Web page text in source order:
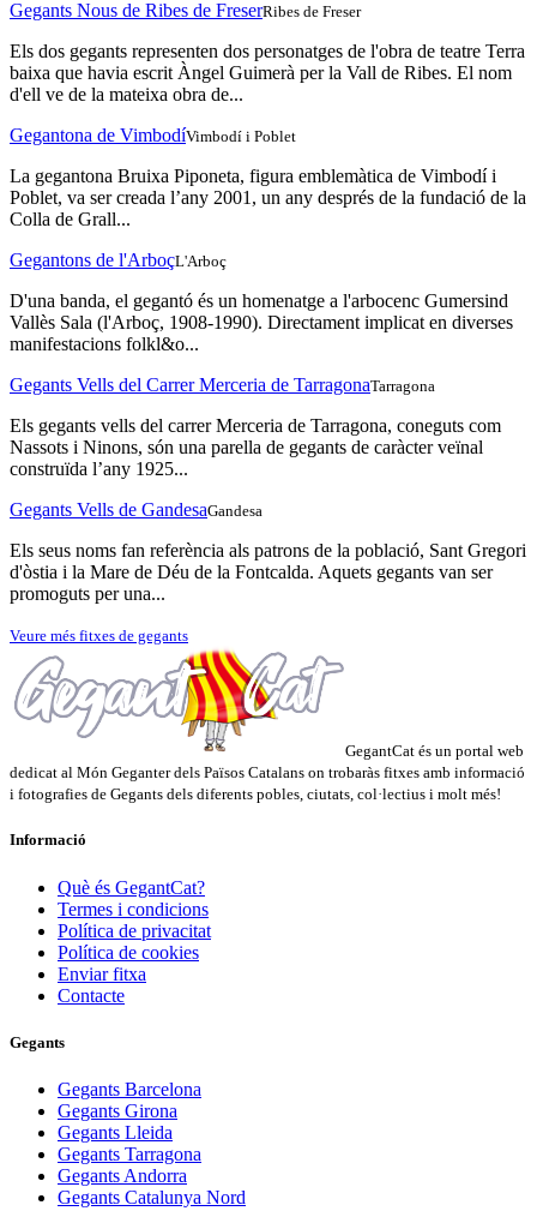
Gegants Nous de Ribes de FreserRibes de Freser
Els dos gegants representen dos personatges de l'obra de teatre Terra
baixa que havia escrit Àngel Guimerà per la Vall de Ribes. El nom
d'ell ve de la mateixa obra de...
Gegantona de VimbodíVimbodí i Poblet
La gegantona Bruixa Piponeta, figura emblemàtica de Vimbodí i
Poblet, va ser creada l’any 2001, un any després de la fundació de la
Colla de Grall...
Gegantons de l'ArboçL'Arboç
D'una banda, el gegantó és un homenatge a l'arbocenc Gumersind
Vallès Sala (l'Arboç, 1908-1990). Directament implicat en diverses
manifestacions folkl&o...
Gegants Vells del Carrer Merceria de TarragonaTarragona
Els gegants vells del carrer Merceria de Tarragona, coneguts com
Nassots i Ninons, són una parella de gegants de caràcter veïnal
construïda l’any 1925...
Gegants Vells de GandesaGandesa
Els seus noms fan referència als patrons de la població, Sant Gregori
d'òstia i la Mare de Déu de la Fontcalda. Aquets gegants van ser
promoguts per una...
Veure més fitxes de gegants
GegantCat és un portal web
dedicat al Món Geganter dels Països Catalans on trobaràs fitxes amb informació
i fotografies de Gegants dels diferents pobles, ciutats, col·lectius i molt més!
Informació
Què és GegantCat?
Termes i condicions
Política de privacitat
Política de cookies
Enviar fitxa
Contacte
Gegants
Gegants Barcelona
Gegants Girona
Gegants Lleida
Gegants Tarragona
Gegants Andorra
Gegants Catalunya Nord